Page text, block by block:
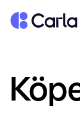
Tillbaka till